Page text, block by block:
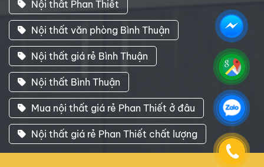
Nội thất Phan Thiết
Nội thất văn phòng Bình Thuận
Nội thất giá rẻ Bình Thuận
Nội thất Bình Thuận
Mua nội thất giá rẻ Phan Thiết ở đâu
Nội thất giá rẻ Phan Thiết chất lượng